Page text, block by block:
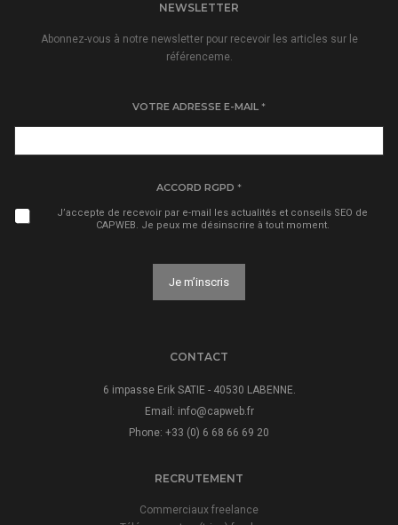
NEWSLETTER
Abonnez-vous à notre newsletter pour recevoir les articles sur le
référenceme.
VOTRE ADRESSE E-MAIL *
G
D
V
R
*
ACCORD RGPD *
J’accepte de recevoir par e-mail les actualités et conseils SEO de
CAPWEB. Je peux me désinscrire à tout moment.
Je m’inscris
e
a
CONTACT
6 impasse Erik SATIE - 40530 LABENNE.
Email: info@capweb.fr
Phone: +33 (0) 6 68 66 69 20
RECRUTEMENT
Commerciaux freelance